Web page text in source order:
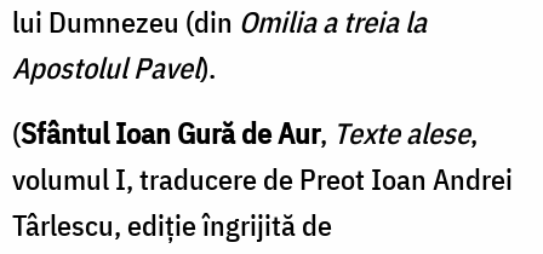
lui Dumnezeu (din Omilia a treia la
Apostolul Pavel).
(Sfântul Ioan Gură de Aur, Texte alese,
volumul I, traducere de Preot Ioan Andrei
Târlescu, ediție îngrijită de